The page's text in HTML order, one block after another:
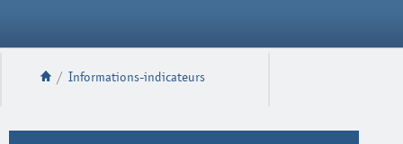
/ Informations-indicateurs